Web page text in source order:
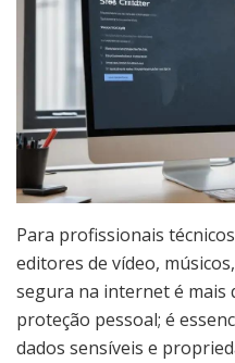
Para profissionais
editores de vídeo,
segura na internet é mais
proteção pessoal; é
dados sensíveis e